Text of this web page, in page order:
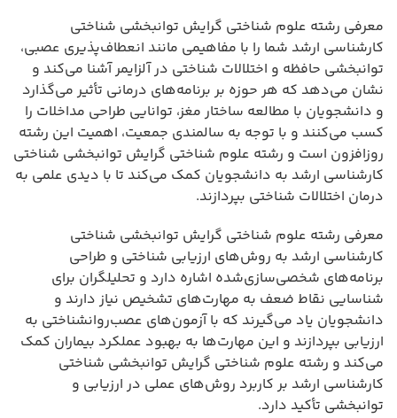
معرفی رشته علوم شناختی گرایش توانبخشی شناختی
کارشناسی ارشد شما را با مفاهیمی مانند انعطاف‌پذیری عصبی،
توانبخشی حافظه و اختلالات شناختی در آلزایمر آشنا می‌کند و
نشان می‌دهد که هر حوزه بر برنامه‌های درمانی تأثیر می‌گذارد
و دانشجویان با مطالعه ساختار مغز، توانایی طراحی مداخلات را
کسب می‌کنند و با توجه به سالمندی جمعیت، اهمیت این رشته
روزافزون است و رشته علوم شناختی گرایش توانبخشی شناختی
کارشناسی ارشد به دانشجویان کمک می‌کند تا با دیدی علمی به
درمان اختلالات شناختی بپردازند.
معرفی رشته علوم شناختی گرایش توانبخشی شناختی
کارشناسی ارشد به روش‌های ارزیابی شناختی و طراحی
برنامه‌های شخصی‌سازی‌شده اشاره دارد و تحلیلگران برای
شناسایی نقاط ضعف به مهارت‌های تشخیص نیاز دارند و
دانشجویان یاد می‌گیرند که با آزمون‌های عصب‌روانشناختی به
ارزیابی بپردازند و این مهارت‌ها به بهبود عملکرد بیماران کمک
می‌کند و رشته علوم شناختی گرایش توانبخشی شناختی
کارشناسی ارشد بر کاربرد روش‌های عملی در ارزیابی و
توانبخشی تأکید دارد.